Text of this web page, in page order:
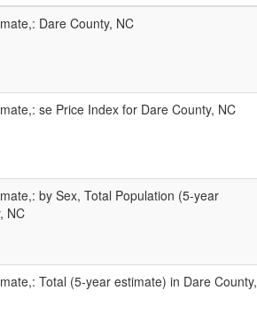
Dare County, NC
se Price Index for Dare County, NC
by Sex, Total Population (5-year
NC
Total (5-year estimate) in Dare County,